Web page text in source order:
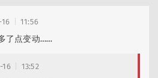
16 11:56
了点变动……
16 13:52